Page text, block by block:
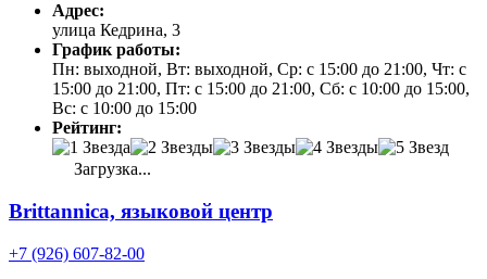
Адрес:
улица Кедрина, 3
График работы:
Пн: выходной, Вт: выходной, Ср: с 15:00 до 21:00, Чт: с
15:00 до 21:00, Пт: с 15:00 до 21:00, Сб: с 10:00 до 15:00,
Вс: с 10:00 до 15:00
Рейтинг:
Загрузка...
Brittannica, языковой центр
+7 (926) 607-82-00